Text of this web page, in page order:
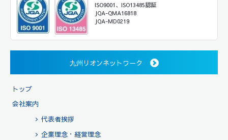
ISO9001、ISO13485認証
JQA-QMA16818
JQA-MD0219
九州リオンネットワーク
トップ
会社案内
代表者挨拶
企業理念・経営理念